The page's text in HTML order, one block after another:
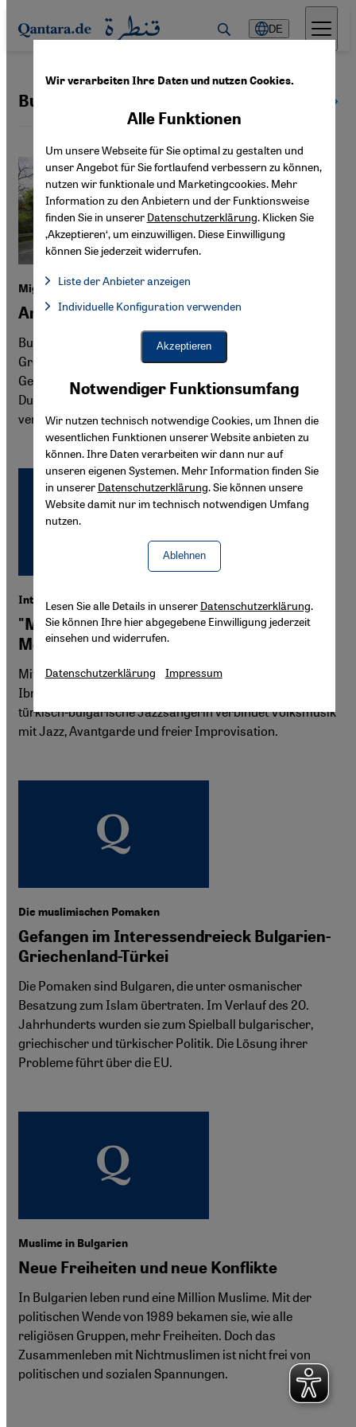
Direkt zum Inhalt springen
DE
Bulgarien
Migration über Bulgarien
Anonyme Gräber an der EU-Außengrenze
Bulgarien hat sich zu einem zentralen Schauplatz des EU-
Grenzregimes entwickelt. Migrant:innen berichten von
Gewalt, illlegalen Pushbacks und ignorierten Notrufen.
Dutzende Menschen sind bereits gestorben oder werden
vermisst.
Interview mit Yildiz Ibrahimova
"Meine Musik vereint Dede Efendi und
Mozart"
Mit einem Stimmumfang von vier Oktaven zählt die Yildiz
Ibrahimova zu den herausragenden Jazzstimmen. Die
türkisch-bulgarische Jazzsängerin verbindet Volksmusik
mit Jazz, Avantgarde und freier Improvisation.
Die muslimischen Pomaken
Gefangen im Interessendreieck Bulgarien-
Griechenland-Türkei
Die Pomaken sind Bulgaren, die unter osmanischer
Besatzung zum Islam übertraten. Im Verlauf des 20.
Jahrhunderts wurden sie zum Spielball bulgarischer,
griechischer und türkischer Politik. Die Lösung ihrer
Probleme führt über die EU.
Muslime in Bulgarien
Neue Freiheiten und neue Konflikte
In Bulgarien leben rund eine Million Muslime. Mit der
politischen Wende von 1989 bekamen sie, wie alle
religiösen Gruppen, mehr Freiheiten. Doch das
Zusammenleben mit Nichtmuslimen ist nicht frei von
politischen und sozialen Spannungen.
Wir verarbeiten Ihre Daten und nutzen Cookies.
Notwendiger Funktionsumfang
Wir nutzen technisch notwendige Cookies, um Ihnen die
wesentlichen Funktionen unserer Website anbieten zu
können. Ihre Daten verarbeiten wir dann nur auf
unseren eigenen Systemen. Mehr Information finden Sie
in unserer Datenschutzerklärung. Sie können unsere
Website damit nur im technisch notwendigen Umfang
nutzen.
Ablehnen
Alle Funktionen
Um unsere Webseite für Sie optimal zu gestalten und
unser Angebot für Sie fortlaufend verbessern zu können,
nutzen wir funktionale und Marketingcookies. Mehr
Information zu den Anbietern und der Funktionsweise
finden Sie in unserer Datenschutzerklärung. Klicken Sie
‚Akzeptieren‘, um einzuwilligen. Diese Einwilligung
können Sie jederzeit widerrufen.
Liste der Anbieter anzeigen
Facebook Embed / Facebook Connect, Google Maps Embed,
Facebook Embed / Facebook Connect
Google Maps Embed
Individuelle Konfiguration verwenden
Akzeptieren
Lesen Sie alle Details in unserer Datenschutzerklärung.
Sie können Ihre hier abgegebene Einwilligung jederzeit
einsehen und widerrufen.
Datenschutzerklärung Impressum